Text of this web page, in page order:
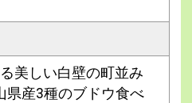
美しい白壁の町並み
県産3種のブドウ食べ